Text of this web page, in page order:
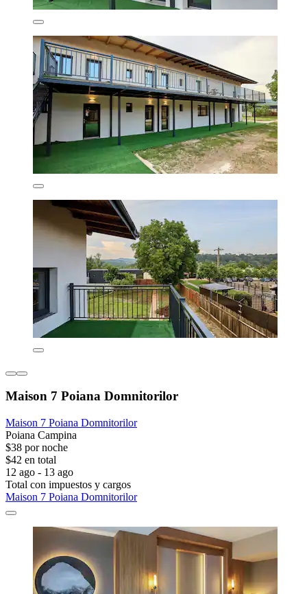
Maison 7 Poiana Domnitorilor
Maison 7 Poiana Domnitorilor
Poiana Campina
$38 por noche
$42 en total
12 ago - 13 ago
Total con impuestos y cargos
Maison 7 Poiana Domnitorilor